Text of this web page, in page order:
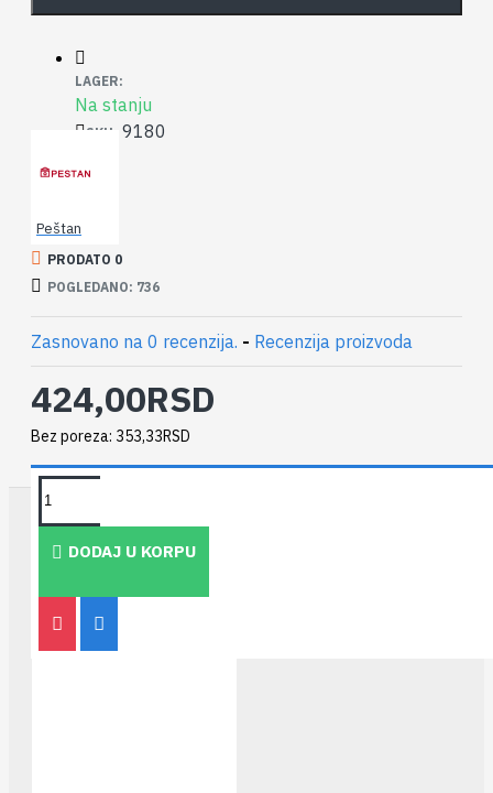
LAGER:
Na stanju
SKU: 9180
Peštan
PRODATO 0
POGLEDANO: 736
Zasnovano na 0 recenzija. - Recenzija proizvoda
424,00RSD
Bez poreza: 353,33RSD
DODAJ U KORPU
TAKOĐE PREPORUČUJEMO